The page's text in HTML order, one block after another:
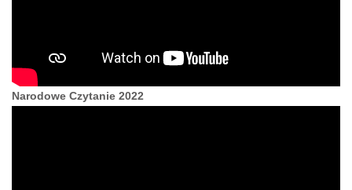
Narodowe Czytanie 2022